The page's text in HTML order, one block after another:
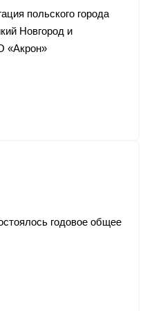
польского города
Новгород и
«Акрон»
годовое общее